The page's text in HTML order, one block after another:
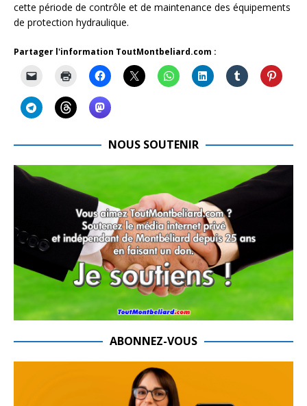
cette période de contrôle et de maintenance des équipements
de protection hydraulique.
Partager l'information ToutMontbeliard.com :
NOUS SOUTENIR
ABONNEZ-VOUS